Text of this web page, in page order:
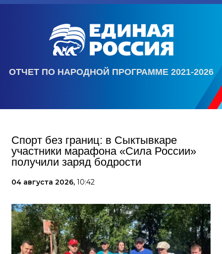
ОТЧЕТ ПО НАРОДНОЙ ПРОГРАММЕ 2021-2026
Спорт без границ: в Сыктывкаре
участники марафона «Сила России»
получили заряд бодрости
04 августа 2026, 10:42